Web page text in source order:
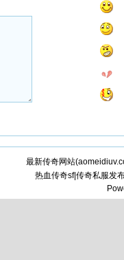
最新传奇网站(
热血传奇sf|传奇私服发